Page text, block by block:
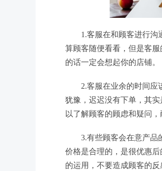
1.客服在和顾客进行
算顾客随便看看，但是客
的话一定会想起你的店铺。
2.客服在业余的时间
犹豫，迟迟没有下单，其
以了解顾客的顾虑和疑问
3.有些顾客会在意产品
价格是合理的，是很优惠
的运用，不要造成顾客的反